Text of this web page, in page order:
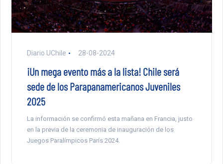
Diario UChile 28-08-2024
¡Un mega evento más a la lista! Chile será
sede de los Parapanamericanos Juveniles
2025
La información se confirmó esta mañana en Francia, justo
en la previa de la ceremonia de inauguración de los
Juegos Paralímpicos París 2024.